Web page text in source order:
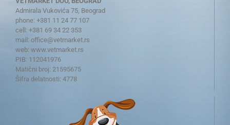
Admirala Vukovića 75, Beograd
phone: +381 11 24 77 107
cell: +381 69 34 22 353
mail: office@vetmarket.rs
web: www.vetmarket.rs
PIB: 112041976
Matični broj: 21595675
Šifra delatnosti: 4778